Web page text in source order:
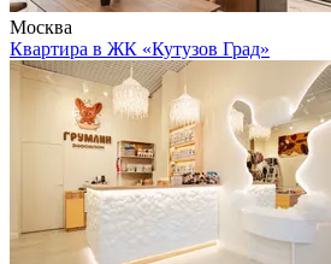
Москва
Квартира в ЖК «Кутузов Град»